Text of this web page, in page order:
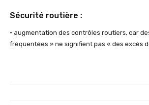
Sécurité routière :
• augmentation des contrôles routiers, car
fréquentées » ne signifient pas « des excès